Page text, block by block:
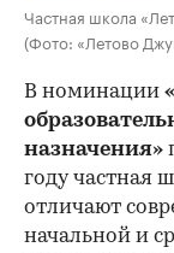
Частная школа
(Фото: «Летово
В номинации
назначения»
году частная
отличают
начальной и